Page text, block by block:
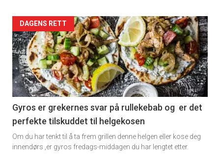
Forsiden
akkurat
nå
-
2
DAGENS RETT
Gyros er grekernes svar på rullekebab og er det
perfekte tilskuddet til helgekosen
Om du har tenkt til å ta frem grillen denne helgen eller kose deg
innendørs ,er gyros fredags-middagen du har lengtet etter.